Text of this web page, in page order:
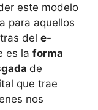
este modelo
para aquellos
del e-
es la forma
de
que trae
nos